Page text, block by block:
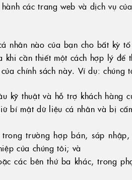
các trang web và dịch vụ
nhân nào của bạn cho bất kỳ
cần thiết một cách hợp lý để
chính sách này. Ví dụ: chúng
kỹ thuật và hỗ trợ khách hàng
bí mật dữ liệu cá nhân và bị
trường hợp bán, sáp
của chúng tôi; và
các bên thứ ba khác, trong